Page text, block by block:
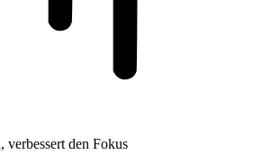
verbessert den Fokus